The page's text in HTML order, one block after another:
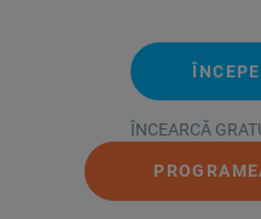
ÎNCEARCĂ